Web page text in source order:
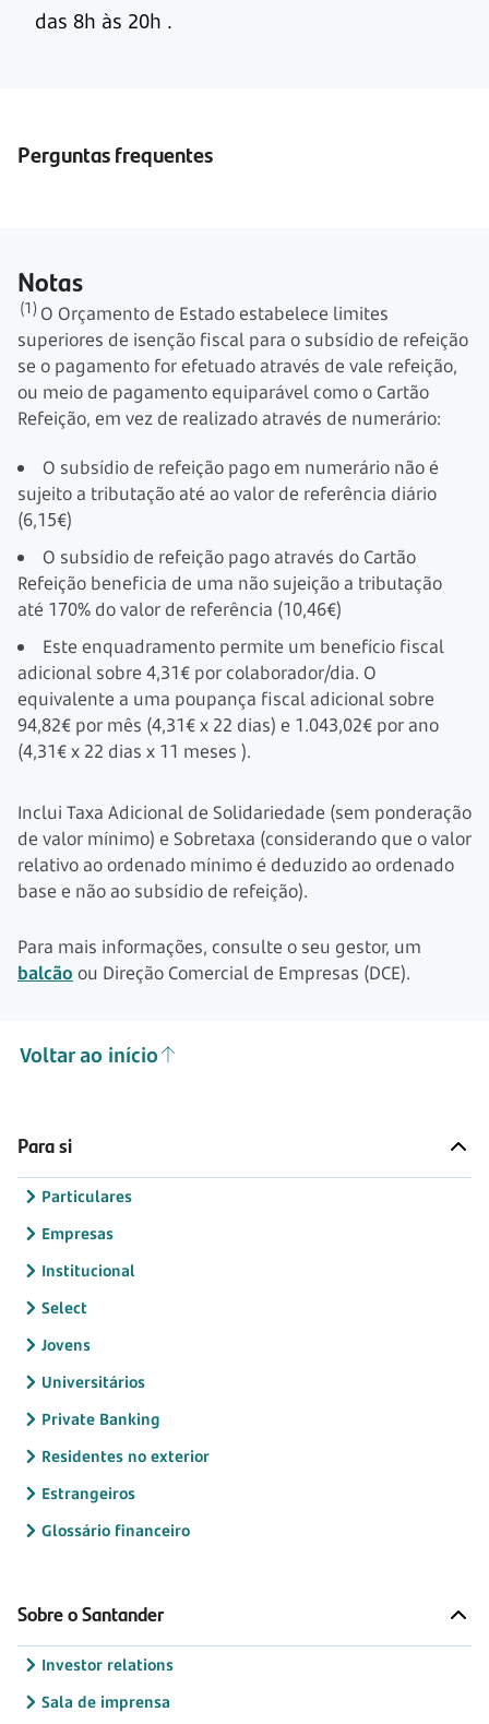
das 8h às 20h .
Perguntas frequentes
Notas
(1) O Orçamento de Estado estabelece limites
superiores de isenção fiscal para o subsídio de refeição
se o pagamento for efetuado através de vale refeição,
ou meio de pagamento equiparável como o Cartão
Refeição, em vez de realizado através de numerário:
O subsídio de refeição pago em numerário não é
sujeito a tributação até ao valor de referência diário
(6,15€)
O subsídio de refeição pago através do Cartão
Refeição beneficia de uma não sujeição a tributação
até 170% do valor de referência (10,46€)
Este enquadramento permite um benefício fiscal
adicional sobre 4,31€ por colaborador/dia. O
equivalente a uma poupança fiscal adicional sobre
94,82€ por mês (4,31€ x 22 dias) e 1.043,02€ por ano
(4,31€x 22 dias x 11 meses ).
Inclui Taxa Adicional de Solidariedade (sem ponderação
de valor mínimo) e Sobretaxa (considerando que o valor
relativo ao ordenado mínimo é deduzido ao ordenado
base e não ao subsídio de refeição).
Para mais informações, consulte o seu gestor, um
balcão ou Direção Comercial de Empresas (DCE).
Voltar ao início
Para si
Particulares
Empresas
Institucional
Select
Jovens
Universitários
Private Banking
Residentes no exterior
Estrangeiros
Glossário financeiro
Sobre o Santander
Investor relations
Sala de imprensa